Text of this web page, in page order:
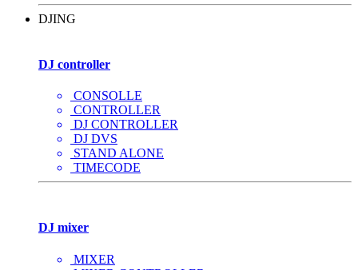
DJING
DJ controller
CONSOLLE
CONTROLLER
DJ CONTROLLER
DJ DVS
STAND ALONE
TIMECODE
DJ mixer
MIXER